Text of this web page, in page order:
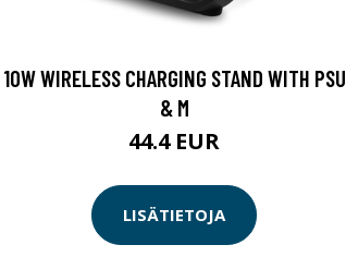
10W WIRELESS CHARGING STAND WITH PSU
& M
44.4 EUR
LISÄTIETOJA